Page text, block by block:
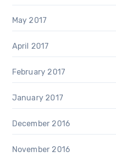
May 2017
April 2017
February 2017
January 2017
December 2016
November 2016